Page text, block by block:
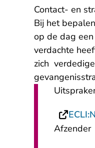
Contact- en
Bij het
op de dag
verdachte
zich
Afzender